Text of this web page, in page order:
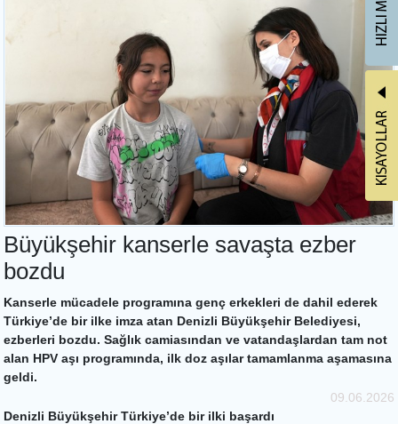
Büyükşehir kanserle savaşta ezber
bozdu
Kanserle mücadele programına genç erkekleri de dahil ederek
Türkiye’de bir ilke imza atan Denizli Büyükşehir Belediyesi,
ezberleri bozdu. Sağlık camiasından ve vatandaşlardan tam not
alan HPV aşı programında, ilk doz aşılar tamamlanma aşamasına
geldi.
09.06.2026
Denizli Büyükşehir Türkiye’de bir ilki başardı